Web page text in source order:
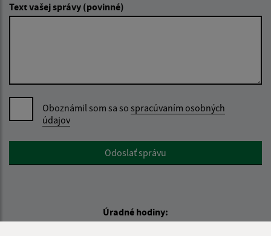
Text vašej správy (povinné)
Oboznámil som sa so spracúvaním osobných
údajov
Google reCaptcha ResponseOdoslať správu
Úradné hodiny: